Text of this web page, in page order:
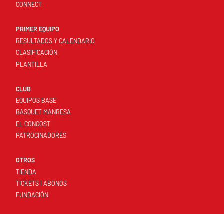
CONNECT
PRIMER EQUIPO
RESULTADOS Y CALENDARIO
CLASIFICACIÓN
PLANTILLA
CLUB
EQUIPOS BASE
BASQUET MANRESA
EL CONGOST
PATROCINADORES
OTROS
TIENDA
TICKETS I ABONOS
FUNDACIÓN